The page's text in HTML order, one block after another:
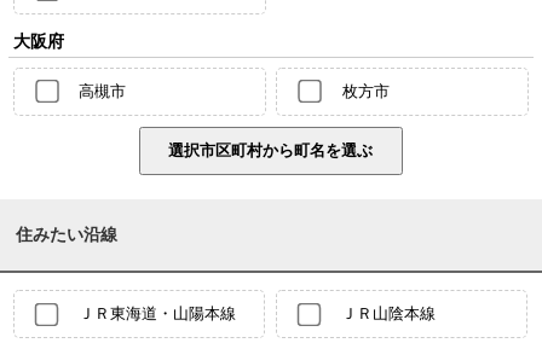
大阪府
高槻市 枚方市
住みたい沿線
ＪＲ東海道・山陽本線 ＪＲ山陰本線